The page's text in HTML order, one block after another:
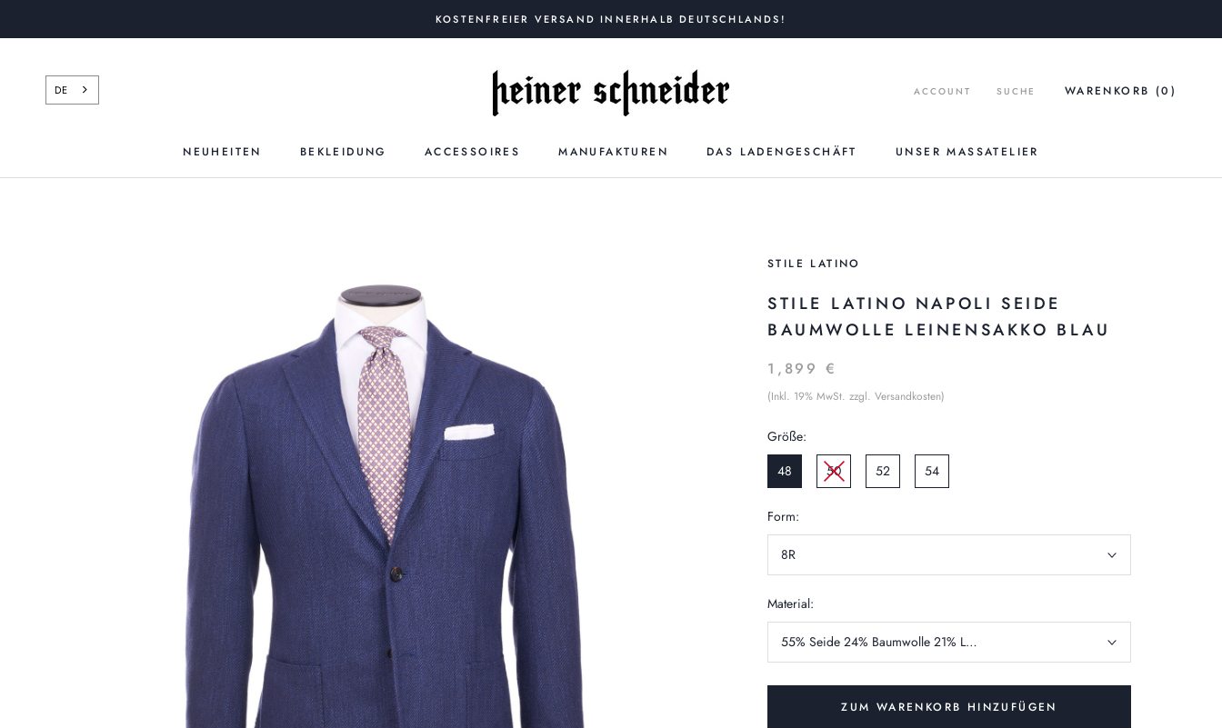
KOSTENFREIER VERSAND INNERHALB DEUTSCHLANDS!
NEUHEITEN
BEKLEIDUNG ACCESSOIRES MANUFAKTUREN DAS LADENGESCHÄFT
UNSER MASSATELIER
DE ACCOUNT SUCHE WARENKORB (0 )
STILE LATINO
STILE LATINO NAPOLI SEIDE
BAUMWOLLE LEINENSAKKO BLAU
1,899 €
(Inkl. 19% MwSt. zzgl. Versandkosten)
Größe:
48
50 52 54
Form:
8R
Material:
55% Seide 24% Baumwolle 21% Leinen
ZUM WARENKORB HINZUFÜGEN